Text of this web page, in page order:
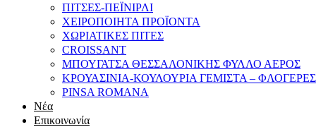
ΠΙΤΣΕΣ-ΠΕΪΝΙΡΛΙ
ΧΕΙΡΟΠΟΙΗΤΑ ΠΡΟΪΟΝΤΑ
ΧΩΡΙΑΤΙΚΕΣ ΠΙΤΕΣ
CROISSANT
ΜΠΟΥΓΑΤΣΑ ΘΕΣΣΑΛΟΝΙΚΗΣ ΦΥΛΛΟ ΑΕΡΟΣ
ΚΡΟΥΑΣΙΝΙΑ-ΚΟΥΛΟΥΡΙΑ ΓΕΜΙΣΤΑ – ΦΛΟΓΕΡΕΣ
PINSA ROMANA
Νέα
Επικοινωνία